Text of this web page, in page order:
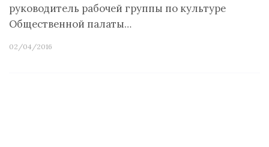
руководитель рабочей группы по культуре
Общественной палаты…
02/04/2016